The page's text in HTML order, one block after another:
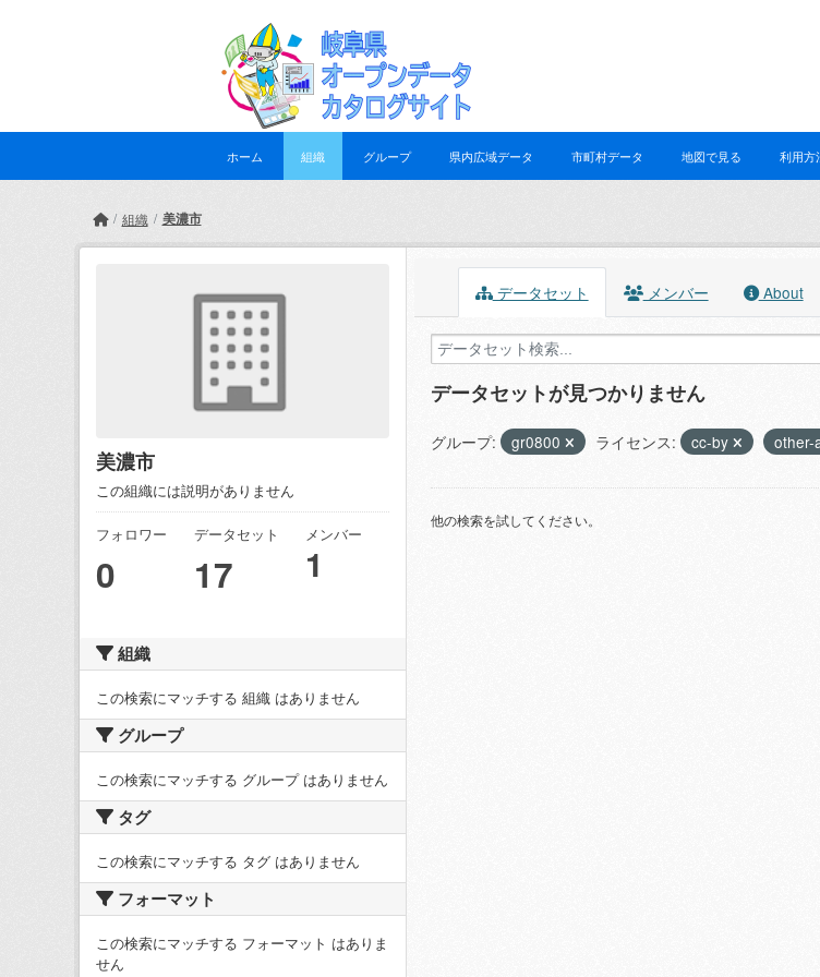
ホーム 組織 グループ 県内広域データ 市町村データ 地図で見る 利用方
組織 美濃市
美濃市
この組織には説明がありません
フォロワー
0
データセット
17
メンバー
1
組織
この検索にマッチする 組織 はありません
グループ
この検索にマッチする グループ はありません
タグ
この検索にマッチする タグ はありません
フォーマット
この検索にマッチする フォーマット はありま
せん
データセット メンバー About
データセットが見つかりません
グループ: gr0800 ライセンス: cc-by other-
他の検索を試してください。